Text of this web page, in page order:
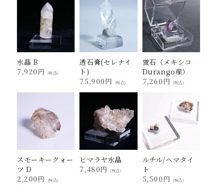
水晶 B
7,920円
(税込)
透石膏(セレナイ
ト)
75,900円
(税込)
蛍石（メキシコ
Durango産）
7,260円
(税込)
スモーキークォー
ツ D
2,200円
(税込)
ヒマラヤ水晶
7,480円
(税込)
ルチル/ヘマタイ
ト
5,500円
(税込)